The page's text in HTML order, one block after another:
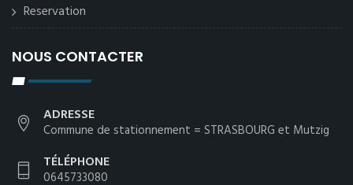
Reservation
NOUS CONTACTER
ADRESSE
Commune de stationnement = STRASBOURG et Mutzig
TÉLÉPHONE
0645733080